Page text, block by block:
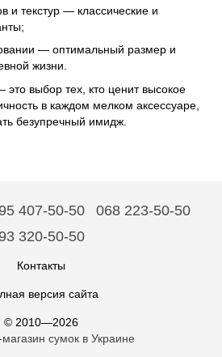
и текстур — классические и
— оптимальный размер и
жизни.
выбор тех, кто ценит высокое
в каждом мелком аксессуаре,
безупречный имидж.
407-50-50
068 223-50-50
320-50-50
Контакты
версия сайта
© 2010—2026
сумок в Украине